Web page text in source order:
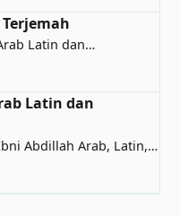
Latin dan
Latin dan
Abdillah Arab, Latin,